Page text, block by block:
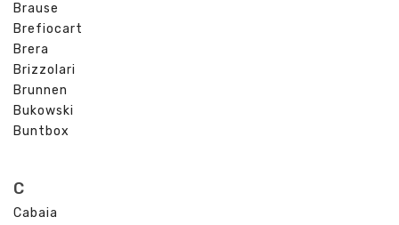
Brause
Brefiocart
Brera
Brizzolari
Brunnen
Bukowski
Buntbox
C
Cabaia